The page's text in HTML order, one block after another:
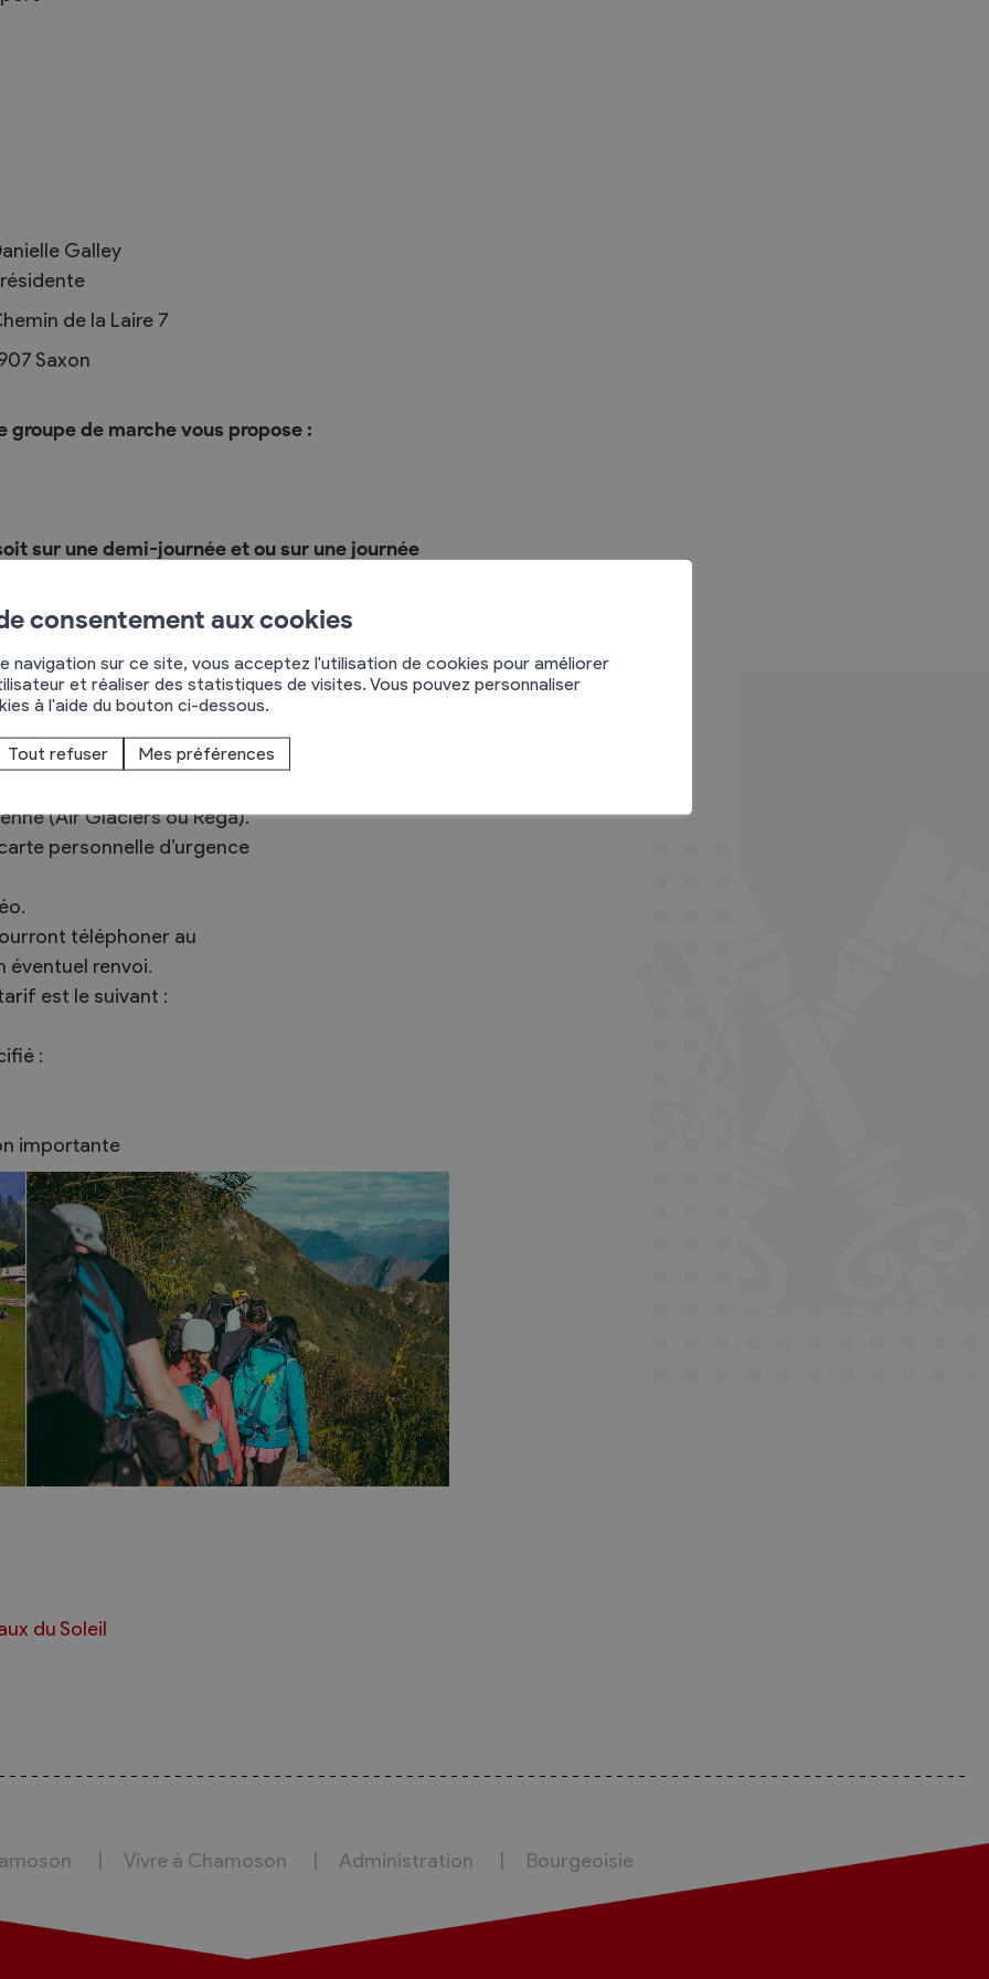
Galley
de la Laire 7
Saxon
de marche vous propose :
sur une demi-journée et ou sur une journée
rspecter les consignes suivantes :
de marche, bâtons).
pour la journée entière piquenique.
assurance accident et est
Il veillera à conclure
participants de s’affilier
(Air Glaciers ou Rega).
personnelle d’urgence
téléphoner au
éventuel renvoi.
est le suivant :
:
importante
Vivre à Chamoson Administration Bourgeoisie
consentement aux cookies
navigation sur ce site, vous acceptez l'utilisation de cookies pour améliorer
et réaliser des statistiques de visites. Vous pouvez personnaliser
à l'aide du bouton ci-dessous.
Tout refuser Mes préférences